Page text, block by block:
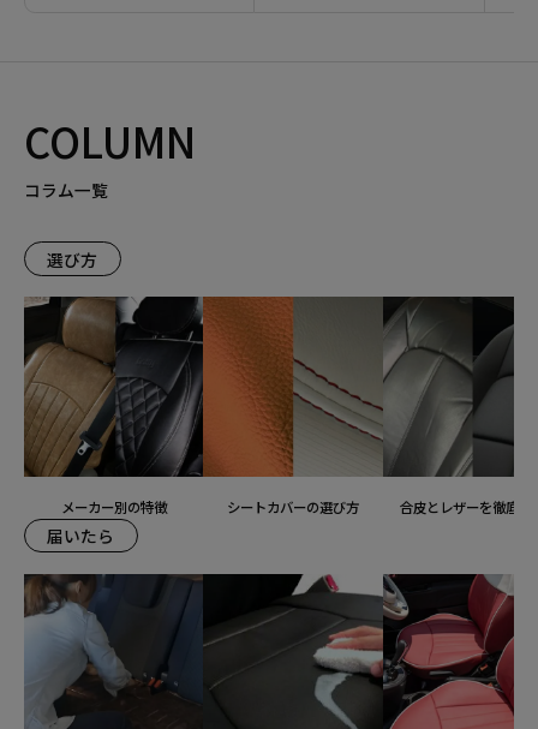
COLUMN
コラム一覧
選び方
メーカー別の特徴 シートカバーの選び方 合皮とレザーを徹底比
届いたら
装着ギャラリー